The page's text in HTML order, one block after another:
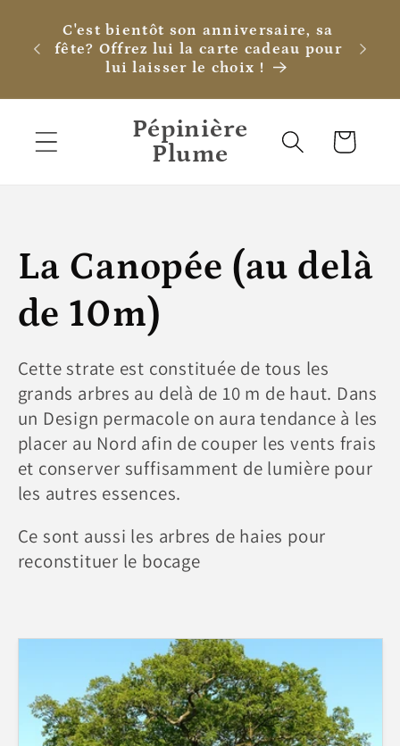
passer
au
C'est bientôt son anniversaire, sa
fête? Offrez lui la carte cadeau pour
lui laisser le choix !
Pépinière
Plume
Panier
C
o
l
l
e
c
t
o
n
La Canopée (au delà
de 10m)
Cette strate est constituée de tous les
grands arbres au delà de 10 m de haut. Dans
un Design permacole on aura tendance à les
placer au Nord afin de couper les vents frais
et conserver suffisamment de lumière pour
les autres essences.
Ce sont aussi les arbres de haies pour
reconstituer le bocage